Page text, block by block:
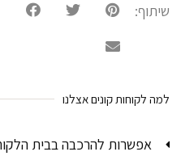
שיתוף:
למה לקוחות קונים אצלנו
אפשרות להרכבה בבית